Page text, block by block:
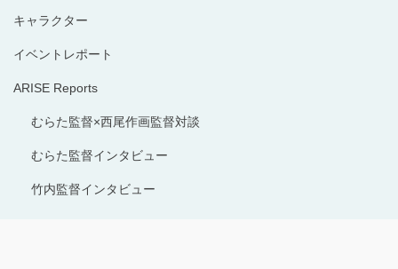
キャラクター
イベントレポート
ARISE Reports
むらた監督×西尾作画監督対談
むらた監督インタビュー
竹内監督インタビュー